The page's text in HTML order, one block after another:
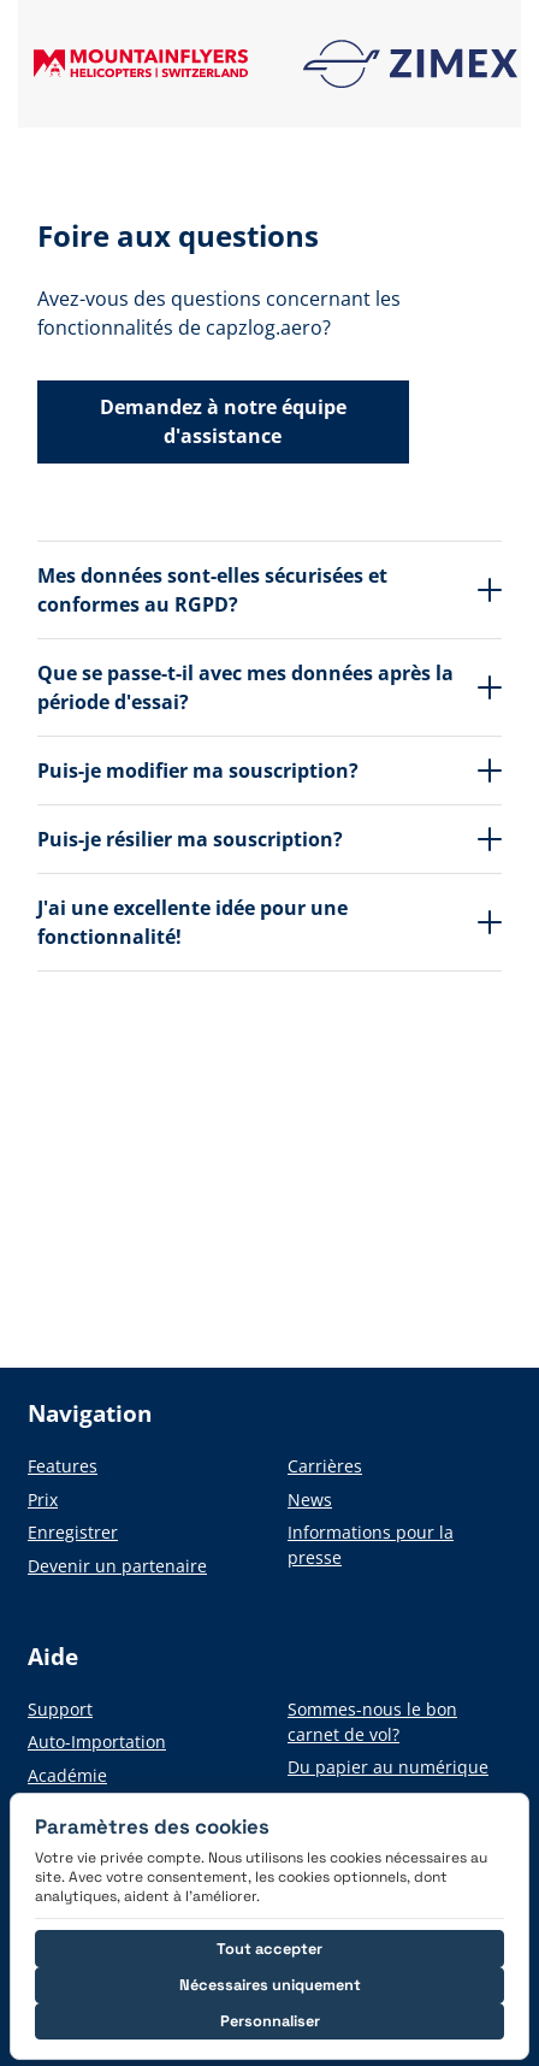
Foire aux questions
Avez-vous des questions concernant les
fonctionnalités de capzlog.aero?
Demandez à notre équipe
d'assistance
Mes données sont-elles sécurisées et
conformes au RGPD?
Que se passe-t-il avec mes données après la
période d'essai?
Puis-je modifier ma souscription?
Puis-je résilier ma souscription?
J'ai une excellente idée pour une
fonctionnalité!
Navigation
Features
Prix
Enregistrer
Devenir un partenaire
Carrières
News
Informations pour la
presse
Aide
Support
Auto-Importation
Académie
Sommes-nous le bon
carnet de vol?
Du papier au numérique
Obtenez l'application
Connectez-vous avec nous
Paramètres des cookies
Votre vie privée compte. Nous utilisons les cookies nécessaires au
site. Avec votre consentement, les cookies optionnels, dont
analytiques, aident à l’améliorer.
Nécessaires uniquement
Personnaliser
Tout accepter